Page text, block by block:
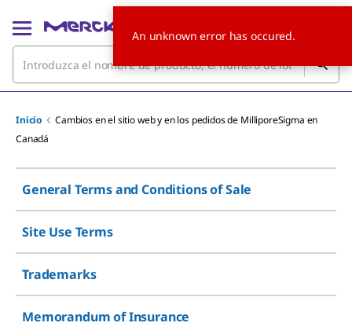
Inicio
Cambios en el sitio web y en los pedidos de MilliporeSigma en
Canadá
General Terms and Conditions of Sale
Site Use Terms
Trademarks
Memorandum of Insurance
An unknown error has occured.